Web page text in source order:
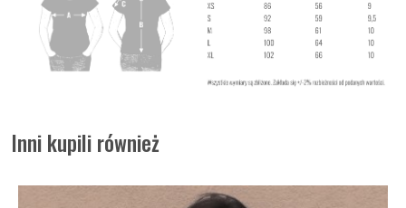
Inni kupili również